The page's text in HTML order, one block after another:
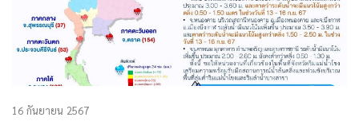
16 กันยายน 2567